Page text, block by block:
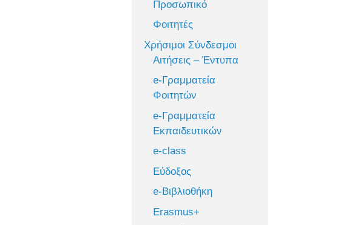
Προσωπικό
Φοιτητές
Χρήσιμοι Σύνδεσμοι
Αιτήσεις – Έντυπα
e-Γραμματεία
Φοιτητών
e-Γραμματεία
Εκπαιδευτικών
e-class
Εύδοξος
e-Βιβλιοθήκη
Erasmus+